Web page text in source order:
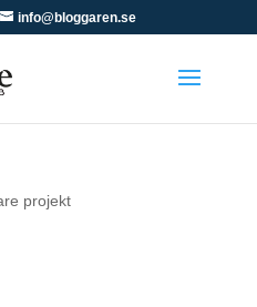
info@bloggaren.se
projekt